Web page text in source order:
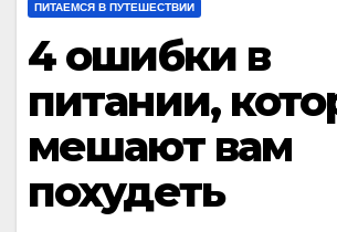
ПИТАЕМСЯ В ПУТЕШЕСТВИИ
4 ошибки в
питании,
мешают вам
похудеть